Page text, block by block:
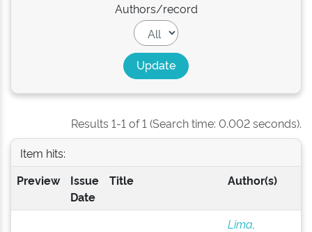
Authors/record
Results 1-1 of 1 (Search time: 0.002 seconds).
Item hits:
Preview
Issue
Date
Title Author(s)
Lima,